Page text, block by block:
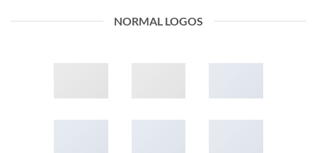
NORMAL LOGOS